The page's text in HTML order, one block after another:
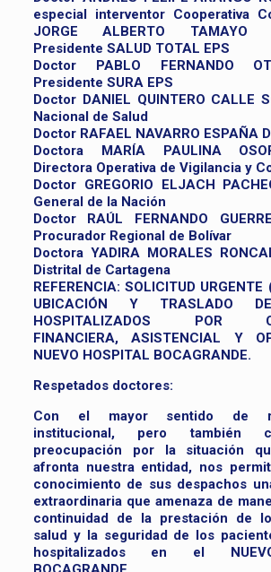
especial interventor Cooperativa
JORGE ALBERTO TAMAYO
Presidente SALUD TOTAL EPS
Doctor PABLO FERNANDO
Presidente SURA EPS
Doctor DANIEL QUINTERO CALLE
Nacional de Salud
Doctor RAFAEL NAVARRO ESPAÑA
Doctora MARÍA PAULINA
Directora Operativa de Vigilancia y
Doctor GREGORIO ELJACH
General de la Nación
Doctor RAÚL FERNANDO
Procurador Regional de Bolívar
Doctora YADIRA MORALES
Distrital de Cartagena
REFERENCIA: SOLICITUD
UBICACIÓN Y TRASLADO
HOSPITALIZADOS POR
FINANCIERA, ASISTENCIAL Y
NUEVO HOSPITAL BOCAGRANDE.
Respetados doctores:
Con el mayor sentido de
institucional, pero también
preocupación por la situación
afronta nuestra entidad, nos
conocimiento de sus despachos
extraordinaria que amenaza de
continuidad de la prestación de
salud y la seguridad de los
hospitalizados en el